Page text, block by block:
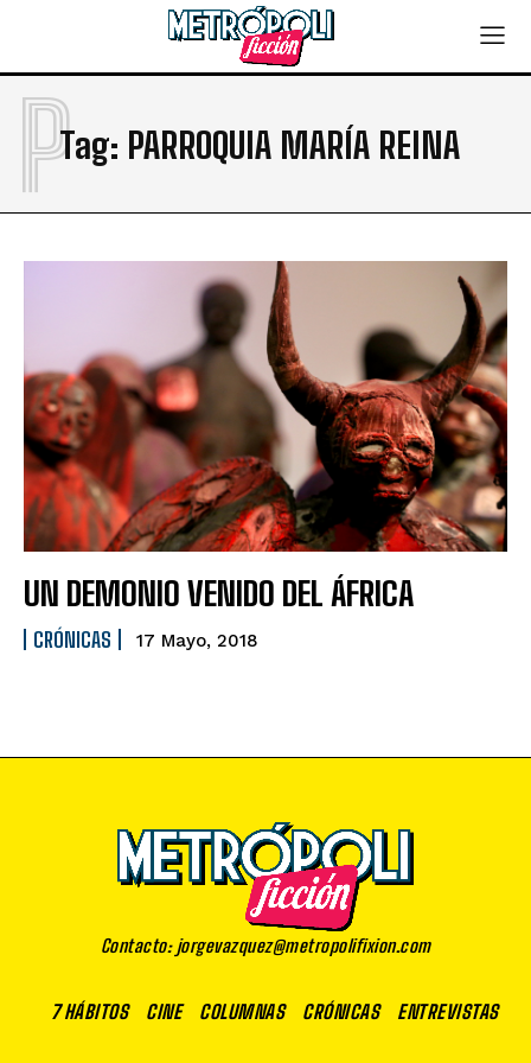
Tag: PARROQUIA MARÍA REINA
P
UN DEMONIO VENIDO DEL ÁFRICA
CRÓNICAS 17 Mayo, 2018
Contacto: jorgevazquez@metropolifixion.com
7 HÁBITOS CINE COLUMNAS CRÓNICAS ENTREVISTAS